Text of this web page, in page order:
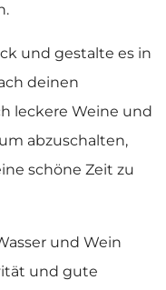
und gestalte es in
deinen
leckere Weine und
abzuschalten,
schöne Zeit zu
und Wein
und gute